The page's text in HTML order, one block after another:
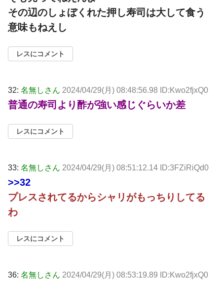
その辺のしょぼくれた押し寿司は大して食う
意味もねえし
レスにコメント
32: 名無しさん 2024/04/29(月) 08:48:56.98 ID:Kwo2fjxQ0
普通の寿司より酢が強い感じぐらいか差
レスにコメント
33: 名無しさん 2024/04/29(月) 08:51:12.14 ID:3FZiRiQd0
>>32
プレスされてるからシャリがもっちりしてる
わ
レスにコメント
36: 名無しさん 2024/04/29(月) 08:53:19.89 ID:Kwo2fjxQ0